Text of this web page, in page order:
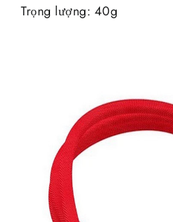
Trọng lượng: 40g